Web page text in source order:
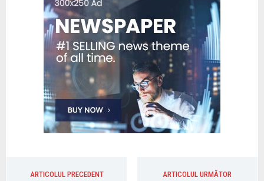
ARTICOLUL PRECEDENT ARTICOLUL URMĂTOR